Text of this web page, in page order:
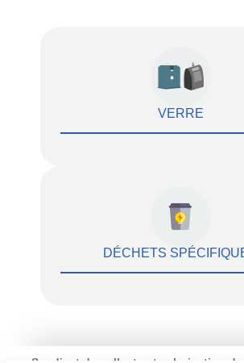
VERRE
DÉCHETS